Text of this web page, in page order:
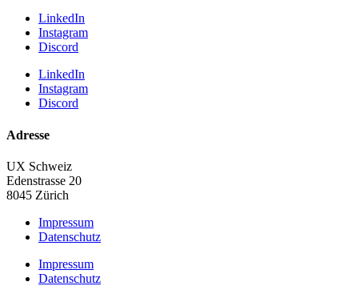
LinkedIn
Instagram
Discord
LinkedIn
Instagram
Discord
Adresse
UX Schweiz
Edenstrasse 20
8045 Zürich
Impressum
Datenschutz
Impressum
Datenschutz